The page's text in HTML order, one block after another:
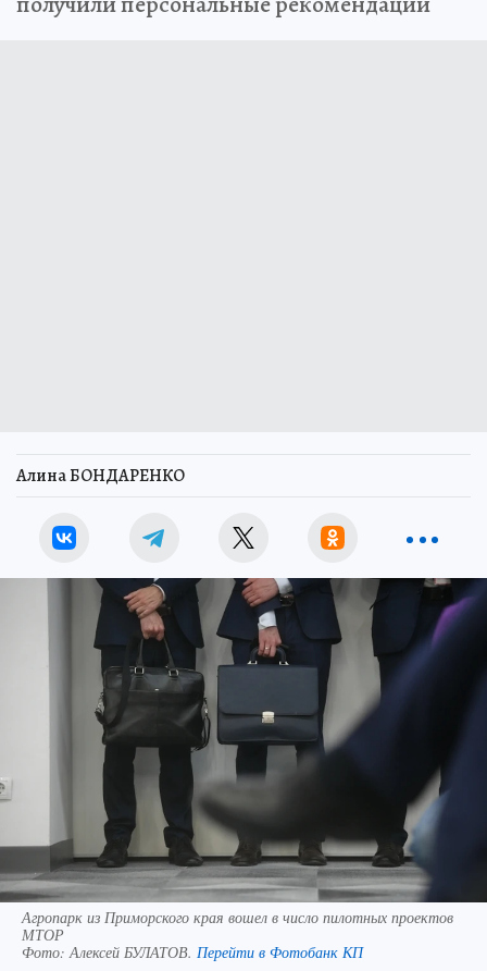
Алина БОНДАРЕНКО
Агропарк из Приморского края вошел в число пилотных проектов
МТОР
Фото: Алексей БУЛАТОВ. Перейти в Фотобанк КП